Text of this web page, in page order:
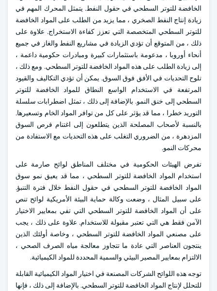
الخافضة للتوتر السطحي في حقول النفط. يتمثل المحرك المهم في
زيادة إنتاج النفط الصخري ، مما يزيد من الطلب على المواد الخافضة
للتوتر السطحي المتخصصة التي تعزز كفاءة الاستخراج. علاوة على
ذلك ، من المتوقع أن تؤدي الزيادة في مشاريع النفط والغاز في جميع
أنحاء أوروبا ، مدعومة باستثمارات كبيرة ومبادرات حكومية داعمة ،
إلى زيادة الطلب على هذه المواد الخافضة للتوتر السطحي. ومع ذلك ،
تلوح التحديات في الأفق فوق السوق. يمكن أن تؤدي التكاليف والقيود
المرتفعة في الاستخدام الواسع النطاق للمواد الخافضة للتوتر
السطحي إلى خنق النمو. بالإضافة إلى ذلك ، تمثل اضطرابات سلسلة
التوريد خطرا ، مما قد يؤثر على كل من توافر المواد الخام وتسعيرها.
بالنسبة لأصحاب المصلحة الذين يتطلعون إلى اغتنام فرص السوق
المزدهرة ، من الضروري التغلب على هذه التحديات مع الاستفادة من
محركات النمو.
تفرض الهيئات الحكومية في مختلف المناطق لوائح صارمة على
استخدام المواد الخافضة للتوتر السطحي ، مما قد يعيق نمو سوق
المواد الخافضة للتوتر السطحي في حقول النفط خلال فترة التنبؤ.
على سبيل المثال ، وضعت وكالة حماية البيئة الأمريكية لوائح تنص
على أن المواد الخافضة للتوتر السطحي التي تفي بمعايير الاختيار
الآمن فقط هي التي تعتبر مقبولة للاستخدام. علاوة على ذلك ، يجب
على مصنعي المواد الخافضة للتوتر السطحي ، وخاصة أولئك الذين
ينتجون العناصر التي عادة ما تتجاوز معالجة مياه الصرف الصحي ،
الالتزام بمعايير المصير البيئي والسمية المحددة للمواد الكيميائية.
توجه هذه اللوائح الشركات المصنعة في اختيار المواد الكيميائية القابلة
للتحلل لإنتاج المواد الخافضة للتوتر السطحي. بالإضافة إلى ذلك ، فإنها